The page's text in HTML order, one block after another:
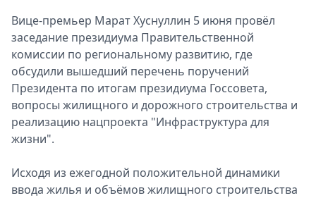
Вице-премьер Марат Хуснуллин 5 июня провёл
заседание президиума Правительственной
комиссии по региональному развитию, где
обсудили вышедший перечень поручений
Президента по итогам президиума Госсовета,
вопросы жилищного и дорожного строительства и
реализацию нацпроекта "Инфраструктура для
жизни".
Исходя из ежегодной положительной динамики
ввода жилья и объёмов жилищного строительства